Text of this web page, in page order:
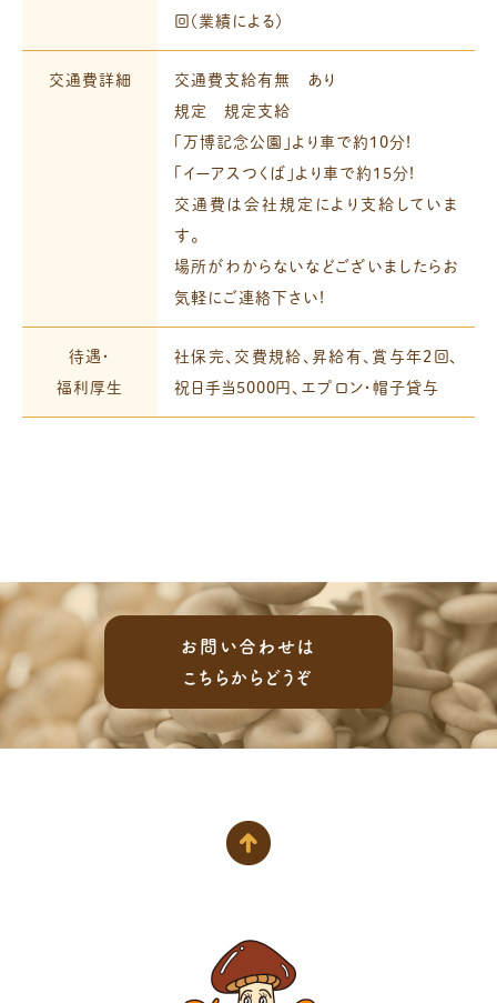
回（業績による）
交通費詳細
交通費支給有無 あり
規定 規定支給
「万博記念公園」より車で約10分!
「イーアスつくば」より車で約15分!
交通費は会社規定により支給していま
す。
場所がわからないなどございましたらお
気軽にご連絡下さい!
待遇・
福利厚生
社保完、交費規給、昇給有、賞与年2回、
祝日手当5000円、エプロン・帽子貸与
お問い合わせは
こちらからどうぞ